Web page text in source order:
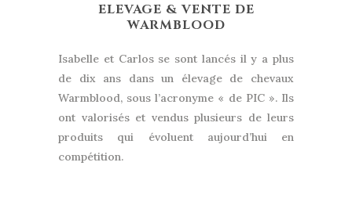
ELEVAGE & VENTE DE
WARMBLOOD
Isabelle et Carlos se sont lancés il y a plus
de dix ans dans un élevage de chevaux
Warmblood, sous l’acronyme « de PIC ». Ils
ont valorisés et vendus plusieurs de leurs
produits qui évoluent aujourd’hui en
compétition.